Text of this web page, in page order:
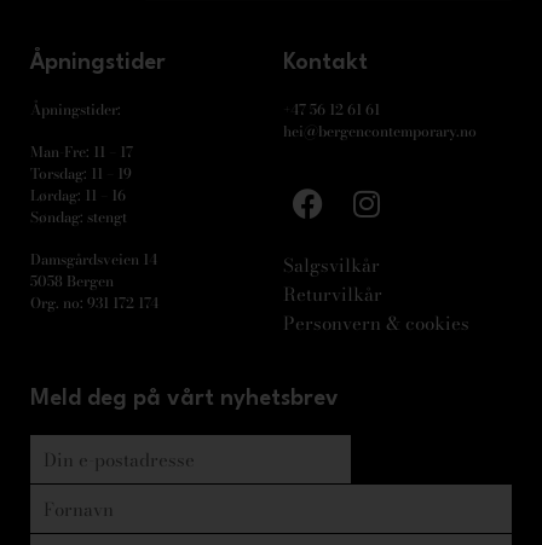
Åpningstider
Åpningstider:
Man-Fre: 11 – 17
Torsdag: 11 – 19
Lørdag: 11 – 16
Søndag: stengt
Damsgårdsveien 14
5058 Bergen
Org. no: 931 172 174
Kontakt
+47 56 12 61 61
hei@bergencontemporary.no
Salgsvilkår
Returvilkår
Personvern & cookies
Meld deg på vårt nyhetsbrev